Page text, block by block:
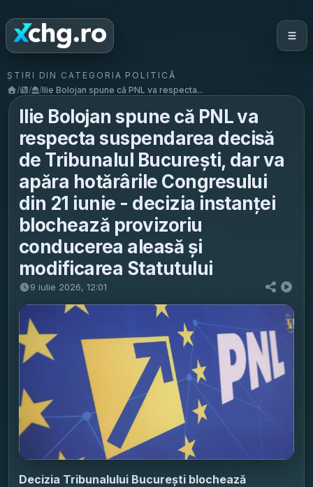
ȘTIRI DIN CATEGORIA POLITICĂ
/
/ /Ilie Bolojan spune că PNL va respecta...
Ilie Bolojan spune că PNL va
respecta suspendarea decisă
de Tribunalul București, dar va
apăra hotărârile Congresului
din 21 iunie - decizia instanței
blochează provizoriu
conducerea aleasă și
modificarea Statutului
9 iulie 2026, 12:01
Decizia Tribunalului București blochează